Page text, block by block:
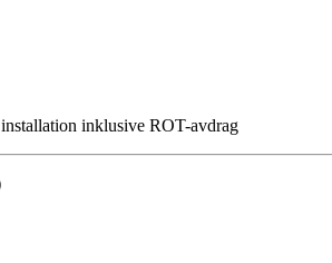
inklusive ROT-avdrag